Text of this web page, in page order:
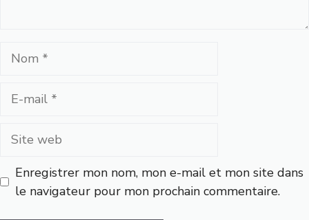
Nom
Site
Enregistrer mon nom, mon e-mail et mon site dans
le navigateur pour mon prochain commentaire.